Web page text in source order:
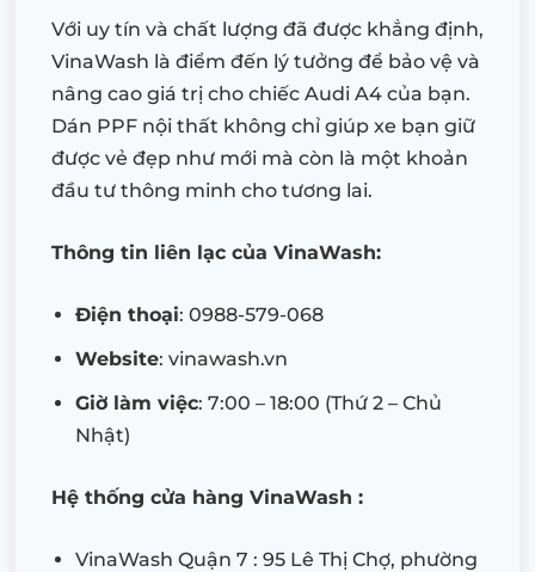
Với uy tín và chất lượng đã được khẳng định,
VinaWash là điểm đến lý tưởng để bảo vệ và
nâng cao giá trị cho chiếc Audi A4 của bạn.
Dán PPF nội thất không chỉ giúp xe bạn giữ
được vẻ đẹp như mới mà còn là một khoản
đầu tư thông minh cho tương lai.
Thông tin liên lạc của VinaWash:
Điện thoại: 0988-579-068
Website: vinawash.vn
Giờ làm việc: 7:00 – 18:00 (Thứ 2 – Chủ
Nhật)
Hệ thống cửa hàng VinaWash :
VinaWash Quận 7 : 95 Lê Thị Chợ, phường